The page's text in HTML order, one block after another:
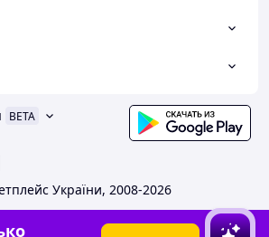
BETA
України, 2008-2026